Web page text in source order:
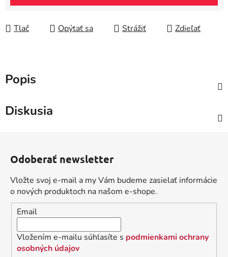
Tlač Opýtať sa Strážiť Zdieľať
Popis
Diskusia
Odoberať newsletter
Vložte svoj e-mail a my Vám budeme zasielať informácie
o nových produktoch na našom e-shope.
Email
Vložením e-mailu súhlasíte s podmienkami ochrany
osobných údajov